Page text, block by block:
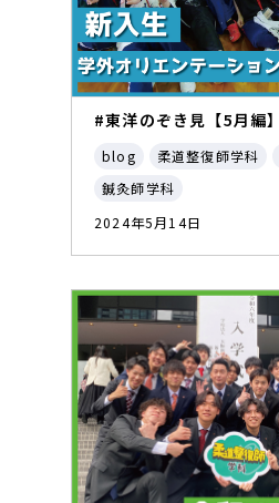
#東洋のぞき見【5月編】
blog 柔道整復師学科
鍼灸師学科
2024年5月14日